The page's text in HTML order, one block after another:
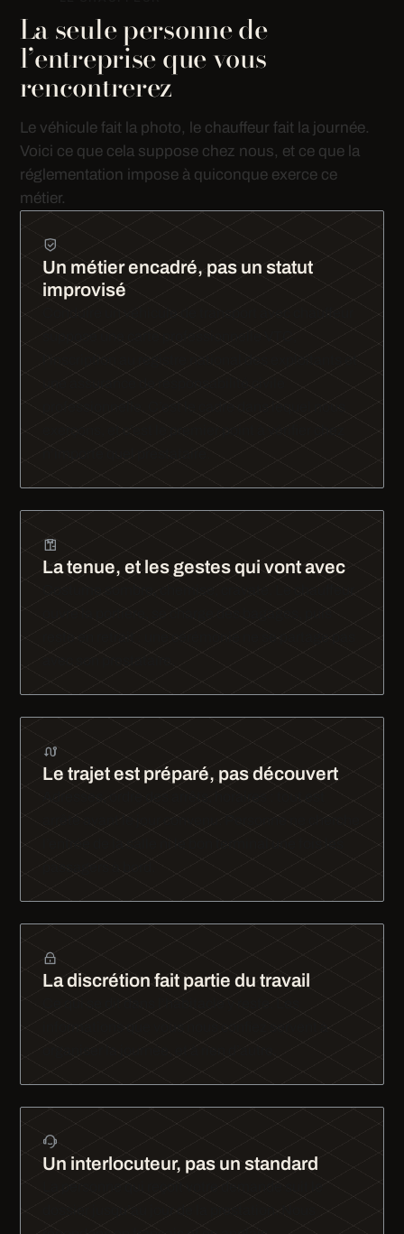
La seule personne de
l’entreprise que vous
rencontrerez
Le véhicule fait la photo, le chauffeur fait la journée.
Voici ce que cela suppose chez nous, et ce que la
réglementation impose à quiconque exerce ce
métier.
Un métier encadré, pas un statut
improvisé
Conduire un véhicule de transport avec chauffeur
professionnelle. C’est le cadre dans lequel nous
exerçons, et c’est le premier point à vérifier chez
La tenue, et les gestes qui vont avec
ouvre la portière, se charge des bagages, puis
reste en retrait : une cérémonie ne se partage pas
Le trajet est préparé, pas découvert
arrêté avant le jour convenu. Personne ne cherche
l’entrée de la salle ni le bon terminal une fois les
La discrétion fait partie du travail
Ce qui se dit dans l’habitacle y reste. Les
informations que vous nous confiez servent à
Un interlocuteur, pas un standard
La personne qui reçoit votre demande suit le
dossier jusqu’au jour de la prestation. Nous